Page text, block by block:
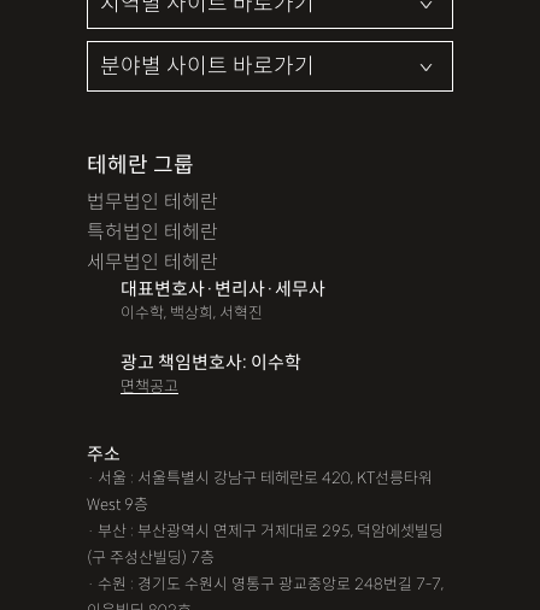
테헤란 그룹
법무법인 테헤란
특허법인 테헤란
세무법인 테헤란
대표변호사·변리사·세무사
이수학, 백상희, 서혁진
광고 책임변호사: 이수학
면책공고
주소
· 서울 : 서울특별시 강남구 테헤란로 420, KT선릉타워
West 9층
· 부산 : 부산광역시 연제구 거제대로 295, 덕암에셋빌딩
(구 주성산빌딩) 7층
· 수원 : 경기도 수원시 영통구 광교중앙로 248번길 7-7,